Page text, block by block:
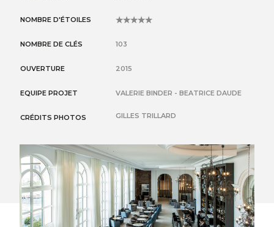
NOMBRE D'ÉTOILES
NOMBRE DE CLÉS
103
OUVERTURE 2015
EQUIPE PROJET VALERIE BINDER - BEATRICE DAUDE
CRÉDITS PHOTOS GILLES TRILLARD